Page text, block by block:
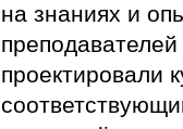
на знаниях и
проектировали